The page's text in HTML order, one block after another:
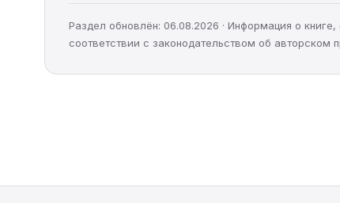
Раздел обновлён: 06.08.2026 · Информация о
соответствии с законодательством об авторском